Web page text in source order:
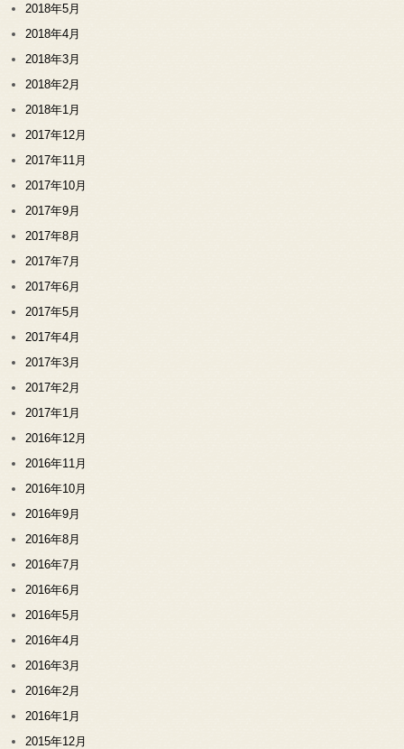
2018年5月
2018年4月
2018年3月
2018年2月
2018年1月
2017年12月
2017年11月
2017年10月
2017年9月
2017年8月
2017年7月
2017年6月
2017年5月
2017年4月
2017年3月
2017年2月
2017年1月
2016年12月
2016年11月
2016年10月
2016年9月
2016年8月
2016年7月
2016年6月
2016年5月
2016年4月
2016年3月
2016年2月
2016年1月
2015年12月